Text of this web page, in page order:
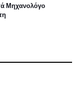
Μηχανολόγο